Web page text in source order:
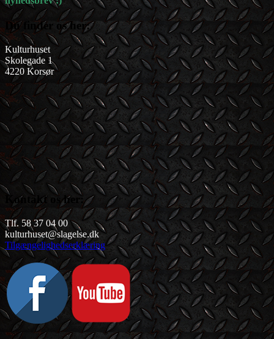
Du finder os her:
Kulturhuset
Skolegade 1
4220 Korsør
Kontakt os her:
Tlf. 58 37 04 00
kulturhuset@slagelse.dk
Tilgængelighedserklæring